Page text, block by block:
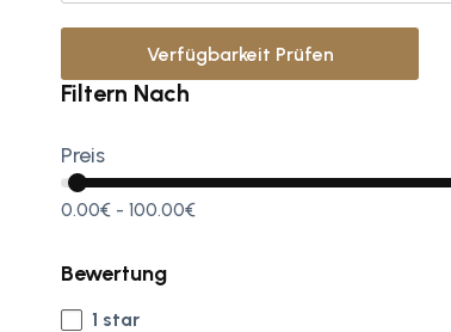
Verfügbarkeit Prüfen
Filtern Nach
Preis
0.00€ - 100.00€
Bewertung
1 star